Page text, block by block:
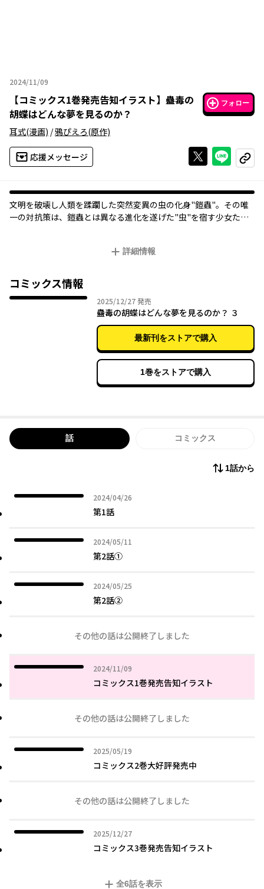
2024/11/09
2024年11月09日
【コミックス1巻発売告知イラスト】 蠱毒の
胡蝶はどんな夢を見るのか？
フォロー
耳式(漫画) /鴉ぴえろ(原作)
応援メッセージ Xで投稿する
ライン
コピー
文明を破壊し人類を蹂躙した突然変異の虫の化身"鎧蟲"。その唯
一の対抗策は、鎧蟲とは異なる進化を遂げた"虫"を宿す少女た
万年蝶妃候補生のアユミは劣等生のレッテルを貼られ、絶望の淵
る。しかし努力の先にアユミを待ち受けていたのは、親友の裏切
りと耐え難い現実で――。
これは、運命に翻弄されながらも、過酷な世界を生き抜くため
に。そして、世界を取り戻すために、もがき続ける少女たちの物
詳細情報
コミックス情報
2025/12/272025年12月27日
発売
蠱毒の胡蝶はどんな夢を見るのか？ ３
最新刊をストアで購入
1巻をストアで購入
話 コミックス
1話から
2024/04/26
2024年04月26日
第1話
2024/05/11
2024年05月11日
第2話①
2024/05/25
2024年05月25日
第2話②
その他の話は公開終了しました
2024/11/09
2024年11月09日
コミックス1巻発売告知イラスト
その他の話は公開終了しました
2025/05/19
2025年05月19日
コミックス2巻大好評発売中
その他の話は公開終了しました
2025/12/27
2025年12月27日
コミックス3巻発売告知イラスト
全6話を表示